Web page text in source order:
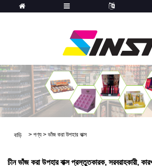
বাড়ি > পণ্য > ভাঁজ করা উপহার বাক্স
চীন ভাঁজ করা উপহার বাক্স প্রস্তুতকারক, সরবরাহকারী,